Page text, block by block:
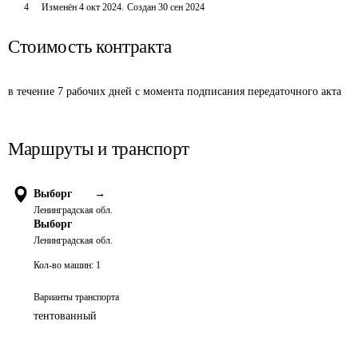
4 Изменён 4 окт 2024. Создан 30 сен 2024
Стоимость контракта
в течение 7 рабочих дней с момента подписания передаточного акта
Маршруты и транспорт
Выборг →
Ленинградская обл.
Выборг
Ленинградская обл.
Кол-во машин: 1
Варианты транспорта
тентованный